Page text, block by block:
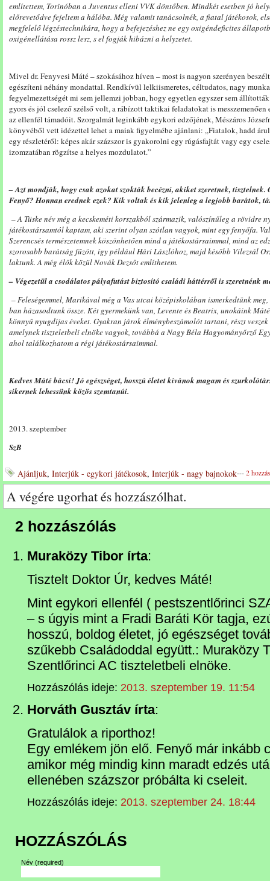
említettem, Torinóban a Juventus elleni VVK döntőben. Mindkét esetben jó
előrevetődve fejeltem a hálóba. Még valamit tanácsolnék, a fiatal játékosok,
megfelelő légzéstechnikára, hogy a befejezéshez ne egy oxigéndeficites
oxigénellátása rossz lesz, s el fogják hibázni a helyzetet.
Mivel dr. Fenyvesi Máté – szokásához híven – most is nagyon szerényen
egészíteni néhány mondattal. Rendkívül lelkiismeretes, céltudatos, nagy
fegyelmezettségét mi sem jellemzi jobban, hogy egyetlen egyszer sem
gyors és jól cselező szélső volt, a rábízott taktikai feladatokat is
az ellenfél támadóit. Szorgalmát leginkább egykori edzőjének, Mészáros
könyvéből vett idézettel lehet a maiak figyelmébe ajánlani: „Fiatalok, hadd
egy részletéről: képes akár százszor is gyakorolni egy rúgásfajtát vagy egy
izomzatában rögzítse a helyes mozdulatot.”
– Azt mondják, hogy csak azokat szokták becézni, akiket szeretnek, tisztelnek.
Fenyő? Honnan erednek ezek? Kik voltak és kik jelenleg a legjobb barátok,
– A Tüske név még a kecskeméti korszakból származik, valószínűleg a rövidre
játékostársamtól kaptam, aki szerint olyan szótlan vagyok, mint egy fenyőfa.
Szerencsés természetemnek köszönhetően mind a játékostársaimmal, mind az
szorosabb barátság fűzött, így például Hári Lászlóhoz, majd később Vilezsál
laktunk. A még élők közül Novák Dezsőt említhetem.
– Végezetül a csodálatos pályafutást biztosító családi háttérről is szeretnénk
– Feleségemmel, Marikával még a Vas utcai középiskolában ismerkedtünk
ban házasodtunk össze. Két gyermekünk van, Levente és Beatrix, unokáink
könnyű nyugdíjas éveket. Gyakran járok élménybeszámolót tartani, részt
amelynek tiszteletbeli elnöke vagyok, továbbá a Nagy Béla Hagyományőrző
ahol találkozhatom a régi játékostársaimmal.
Kedves Máté bácsi! Jó egészséget, hosszú életet kívánok magam és
sikernek lehessünk közös szemtanúi.
2013. szeptember
SzB
Ajánljuk, Interjúk - egykori játékosok, Interjúk - nagy bajnokok---2
A végére ugorhat és hozzászólhat.
2 hozzászólás
Muraközy Tibor írta:
Tisztelt Doktor Úr, kedves Máté!
Mint egykori ellenfél ( pestszentlőrinci
– s úgyis mint a Fradi Baráti Kör tagja,
hosszú, boldog életet, jó egészséget
szűkebb Családoddal együtt.: Muraközy
Szentlőrinci AC tiszteletbeli elnöke.
Hozzászólás ideje: 2013. szeptember 19. 11:54
Horváth Gusztáv írta:
Gratulálok a riporthoz!
Egy emlékem jön elő. Fenyő már inkább
amikor még mindig kinn maradt edzés
ellenében százszor próbálta ki cseleit.
Hozzászólás ideje: 2013. szeptember 24. 18:44
HOZZÁSZÓLÁS
Név (required)